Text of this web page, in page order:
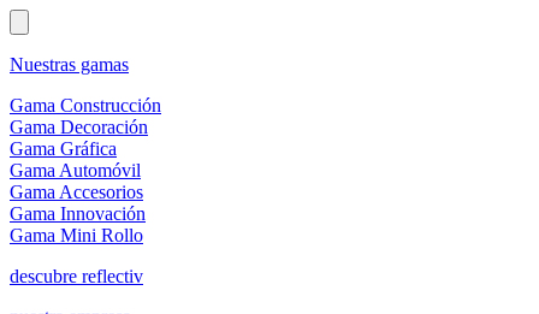
Nuestras gamas
Gama Construcción
Gama Decoración
Gama Gráfica
Gama Automóvil
Gama Accesorios
Gama Innovación
Gama Mini Rollo
descubre reflectiv